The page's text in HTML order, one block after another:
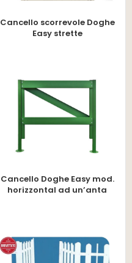
Cancello scorrevole Doghe
Easy strette
Cancello Doghe Easy mod.
horizzontal ad un’anta